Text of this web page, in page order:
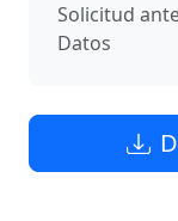
Solicitud
Datos